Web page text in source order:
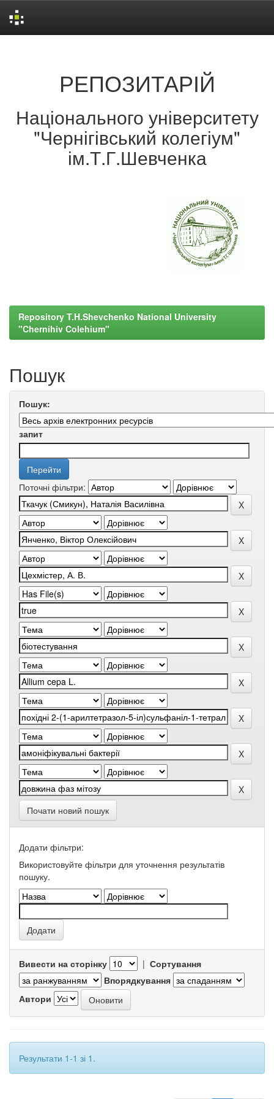
РЕПОЗИТАРІЙ
Національного університету
"Чернігівський колегіум"
ім.Т.Г.Шевченка
Repository T.H.Shevchenko National University
"Chernihiv Colehium"
Пошук
Пошук:
запит
Поточні фільтри:
Почати новий пошук
Додати фільтри:
Використовуйте фільтри для уточнення результатів
пошуку.
Вивести на сторінку | Сортування
Впорядкування
Автори
Результати 1-1 зі 1.